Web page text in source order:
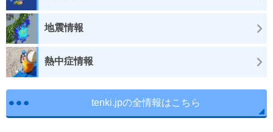
地震情報
熱中症情報
tenki.jpの全情報はこちら